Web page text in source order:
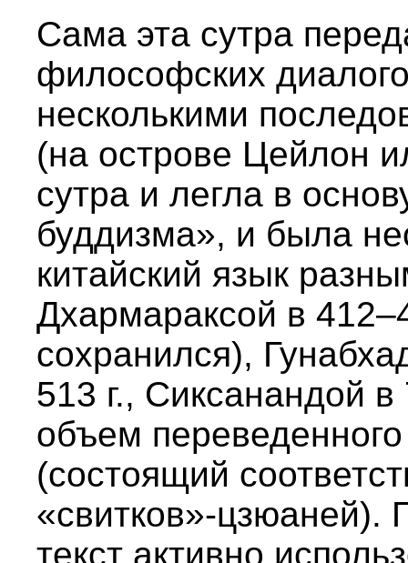
Сама эта сутра
философских
несколькими
(на острове Цейлон
сутра и легла в
буддизма», и была
китайский язык
Дхармараксой в
сохранился),
513 г., Сиксанандой в
объем
(состоящий
«свитков»-цзюаней).
текст активно